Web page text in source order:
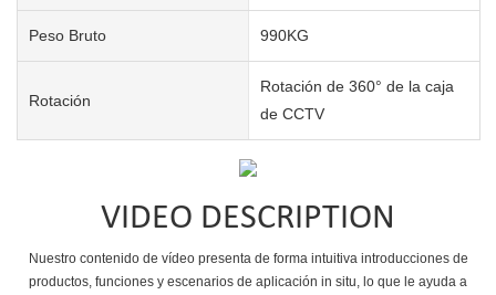
Peso Bruto 990KG
Rotación
Rotación de 360° de la caja
de CCTV
VIDEO DESCRIPTION
Nuestro contenido de vídeo presenta de forma intuitiva introducciones de
productos, funciones y escenarios de aplicación in situ, lo que le ayuda a